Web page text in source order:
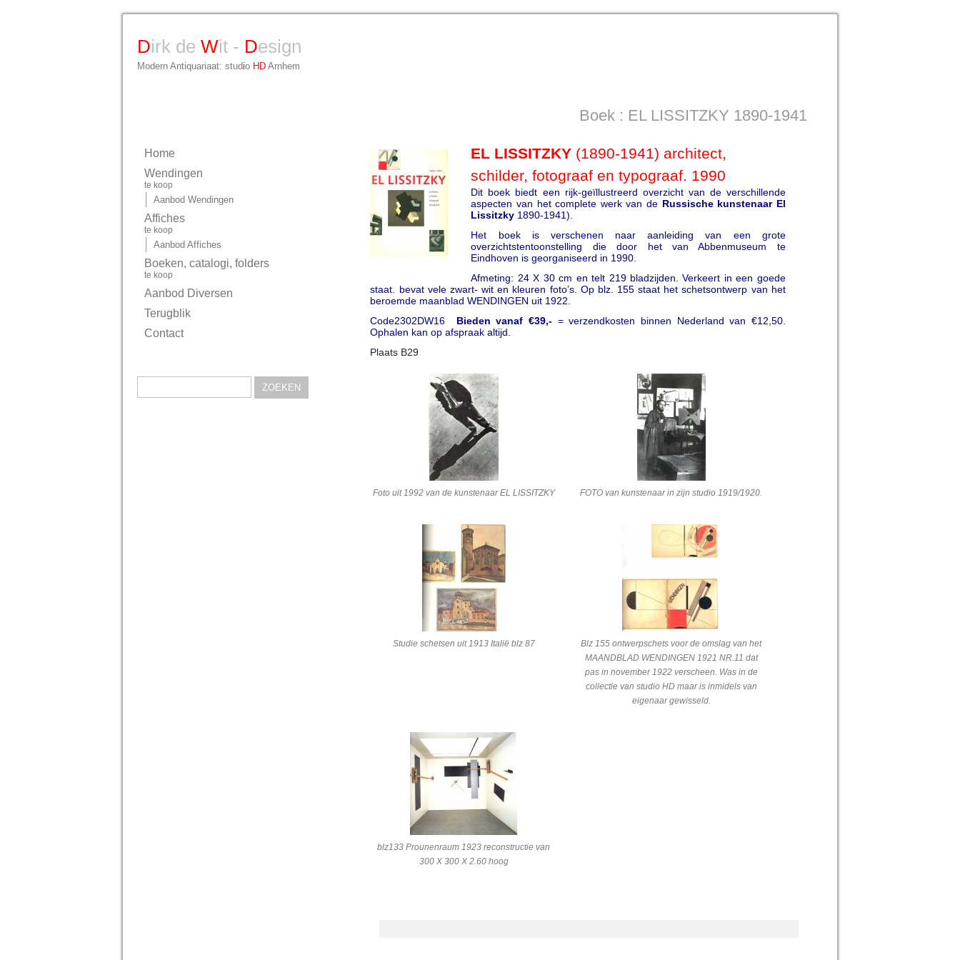
Dirk de Wit - Design
Modern Antiquariaat: studio HD Arnhem
Boek : EL LISSITZKY 1890-1941
EL LISSITZKY (1890-1941) architect,
schilder, fotograaf en typograaf. 1990
Dit boek biedt een rijk-geïllustreerd overzicht van de verschillende
aspecten van het complete werk van de Russische kunstenaar El
Lissitzky 1890-1941).
Het boek is verschenen naar aanleiding van een grote
overzichtstentoonstelling die door het van Abbenmuseum te
Eindhoven is georganiseerd in 1990.
Afmeting: 24 X 30 cm en telt 219 bladzijden. Verkeert in een goede
staat. bevat vele zwart- wit en kleuren foto’s. Op blz. 155 staat het schetsontwerp van het
beroemde maanblad WENDINGEN uit 1922.
Code2302DW16 Bieden vanaf €39,- = verzendkosten binnen Nederland van €12,50.
Ophalen kan op afspraak altijd.
Plaats B29
Foto uit 1992 van de kunstenaar EL LISSITZKY FOTO van kunstenaar in zijn studio 1919/1920.
Studie schetsen uit 1913 Italië blz 87
Blz 155 ontwerpschets voor de omslag van het
MAANDBLAD WENDINGEN 1921 NR.11 dat
pas in november 1922 verscheen. Was in de
collectie van studio HD maar is inmidels van
eigenaar gewisseld.
blz133 Prounenraum 1923 reconstructie van
300 X 300 X 2.60 hoog
Home
Wendingen
te koop
Aanbod Wendingen
Affiches
te koop
Aanbod Affiches
Boeken, catalogi, folders
te koop
Aanbod Diversen
Terugblik
Contact
naar: